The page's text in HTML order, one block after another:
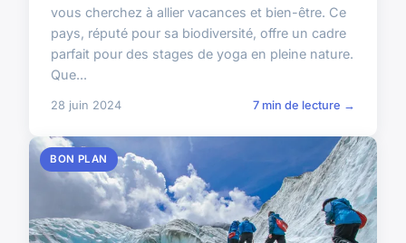
vous cherchez à allier vacances et bien-être. Ce
pays, réputé pour sa biodiversité, offre un cadre
parfait pour des stages de yoga en pleine nature.
Que...
28 juin 2024 7 min de lecture →
BON PLAN